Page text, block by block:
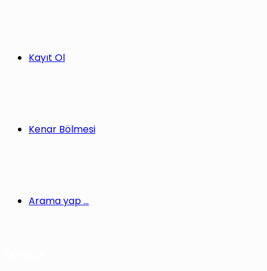
Kayıt Ol
Kenar Bölmesi
Arama yap ...